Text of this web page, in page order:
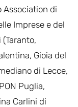
Association di
Imprese e del
Gioia del
di Lecce,
Puglia,
Carlini di